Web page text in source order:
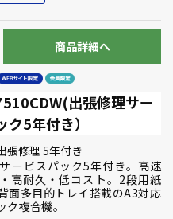
商品詳細へ
出張修理サー
ク5年付き）
張修理 5年付き
ービスパック5年付き。高速
高耐久・低コスト。2段用紙
面多目的トレイ搭載のA3対応
ク複合機。